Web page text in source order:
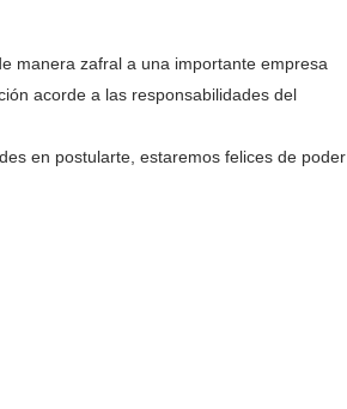
manera zafral a una importante empresa
acorde a las responsabilidades del
en postularte, estaremos felices de poder